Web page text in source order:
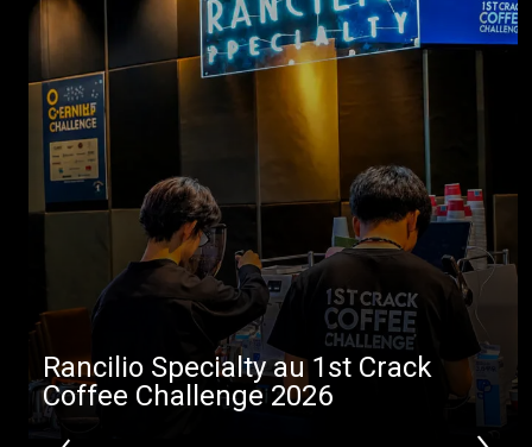
Rancilio Specialty au 1st Crack
Coffee Challenge 2026